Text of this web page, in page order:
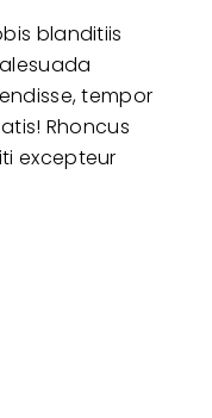
blanditiis
tempor
Rhoncus
excepteur